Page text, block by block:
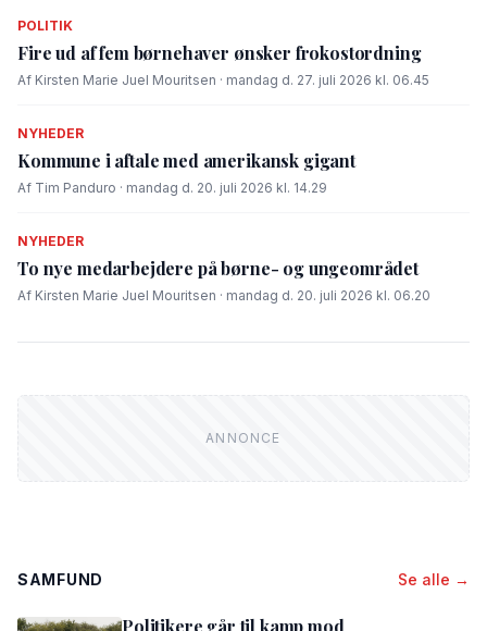
POLITIK
Fire ud af fem børnehaver ønsker frokostordning
Af Kirsten Marie Juel Mouritsen · mandag d. 27. juli 2026 kl. 06.45
NYHEDER
Kommune i aftale med amerikansk gigant
Af Tim Panduro · mandag d. 20. juli 2026 kl. 14.29
NYHEDER
To nye medarbejdere på børne- og ungeområdet
Af Kirsten Marie Juel Mouritsen · mandag d. 20. juli 2026 kl. 06.20
SAMFUND Se alle →
Politikere går til kamp mod